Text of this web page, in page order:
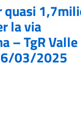
quasi
la via
– TgR Valle
03/2025